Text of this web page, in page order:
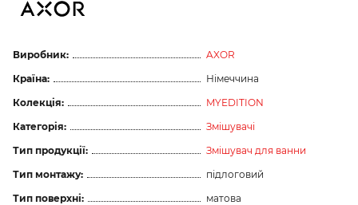
Виробник:
AXOR
Країна:
Німеччина
Колекція:
MYEDITION
Категорія:
Змішувачі
Тип продукції:
Змішувач для ванни
Тип монтажу:
підлоговий
Тип поверхні:
матова